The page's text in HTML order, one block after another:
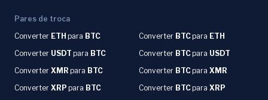
Pares de troca
Converter ETH para BTC Converter BTCpara ETH
Converter USDT para BTC Converter BTCpara USDT
Converter XMR para BTC Converter BTCpara XMR
Converter XRP para BTC Converter BTCpara XRP